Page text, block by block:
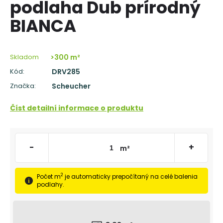
podlaha Dub prírodný
BIANCA
Skladom >300 m²
Kód: DRV285
Značka: Scheucher
Číst detailní informace o produktu
- m² +
Počet m2 je automaticky prepočítaný na celé balenia
podlahy.
á
j
ť
?
HĽADAŤ
O
d
o